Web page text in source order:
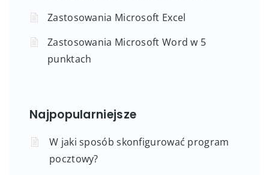
Zastosowania Microsoft Excel
Zastosowania Microsoft Word w 5
punktach
Najpopularniejsze
W jaki sposób skonfigurować program
pocztowy?